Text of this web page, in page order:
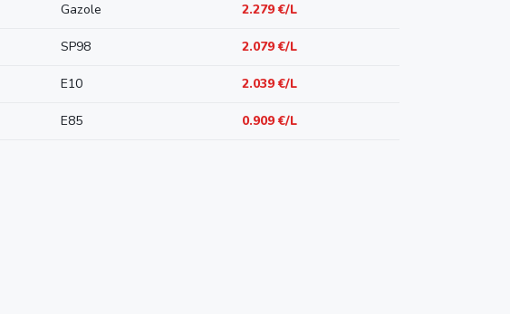
Gazole 2.279 €/L
SP98 2.079 €/L
E10 2.039 €/L
E85 0.909 €/L